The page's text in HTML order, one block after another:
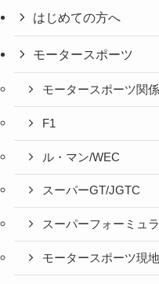
はじめての方へ
モータースポーツ
モータースポーツ関
F1
ル・マン/WEC
スーパーGT/JGTC
スーパーフォーミュ
モータースポーツ現